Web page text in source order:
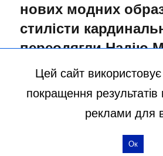
нових модних
стилісти
переодягли Надію
16.12.2024 20:02
більше статей
Цей сайт
покращення результатів
реклами для
Ок